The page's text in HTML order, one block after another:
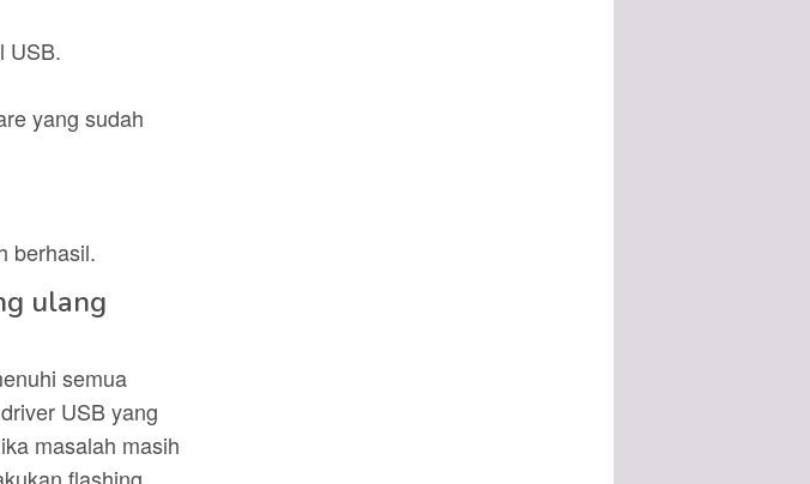
USB.
yang sudah
berhasil.
ulang
semua
USB yang
masalah masih